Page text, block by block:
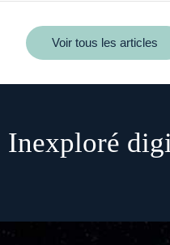
Voir tous les articles
Inexploré